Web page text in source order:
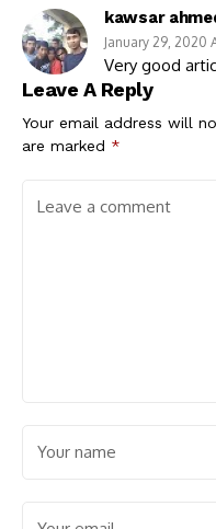
kawsar
January 29, 2020
Very good
Leave A Reply
Your email address will
are marked *